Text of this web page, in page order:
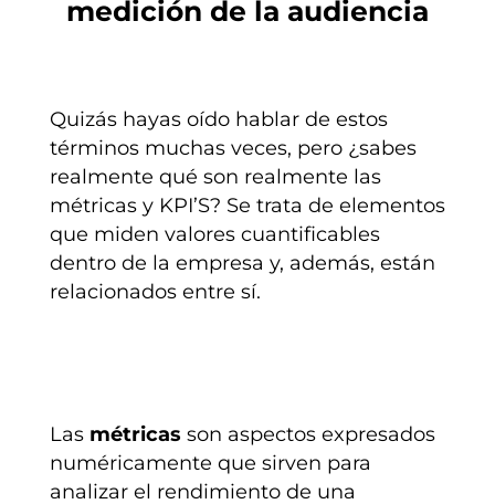
medición de la audiencia
Quizás hayas oído hablar de estos
términos muchas veces, pero ¿sabes
realmente qué son realmente las
métricas y KPI’S? Se trata de elementos
que miden valores cuantificables
dentro de la empresa y, además, están
relacionados entre sí.
Las métricas son aspectos expresados
numéricamente que sirven para
analizar el rendimiento de una